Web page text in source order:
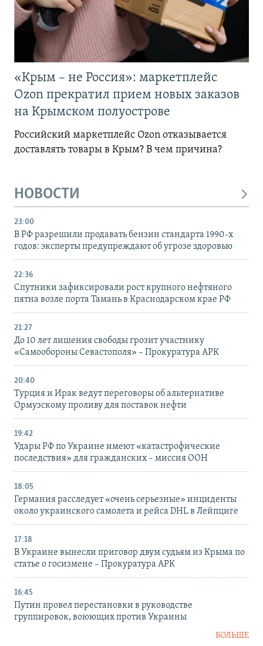
«Крым – не Россия»: маркетплейс
Ozon прекратил прием новых заказов
на Крымском полуострове
Российский маркетплейс Ozon отказывается
доставлять товары в Крым? В чем причина?
НОВОСТИ
23:00
В РФ разрешили продавать бензин стандарта 1990-х
годов: эксперты предупреждают об угрозе здоровью
22:36
Спутники зафиксировали рост крупного нефтяного
пятна возле порта Тамань в Краснодарском крае РФ
21:27
До 10 лет лишения свободы грозит участнику
«Самообороны Севастополя» – Прокуратура АРК
20:40
Турция и Ирак ведут переговоры об альтернативе
Ормузскому проливу для поставок нефти
19:42
Удары РФ по Украине имеют «катастрофические
последствия» для гражданских – миссия ООН
18:05
Германия расследует «очень серьезные» инциденты
около украинского самолета и рейса DHL в Лейпциге
17:18
В Украине вынесли приговор двум судьям из Крыма по
статье о госизмене – Прокуратура АРК
16:45
Путин провел перестановки в руководстве
группировок, воюющих против Украины
БОЛЬШЕ